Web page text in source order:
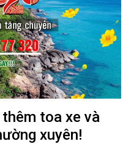
toa xe và
xuyên!